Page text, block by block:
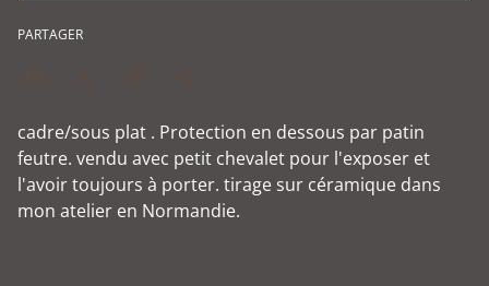
PARTAGER
cadre/sous plat . Protection en dessous par patin
feutre. vendu avec petit chevalet pour l'exposer et
l'avoir toujours à porter. tirage sur céramique dans
mon atelier en Normandie.